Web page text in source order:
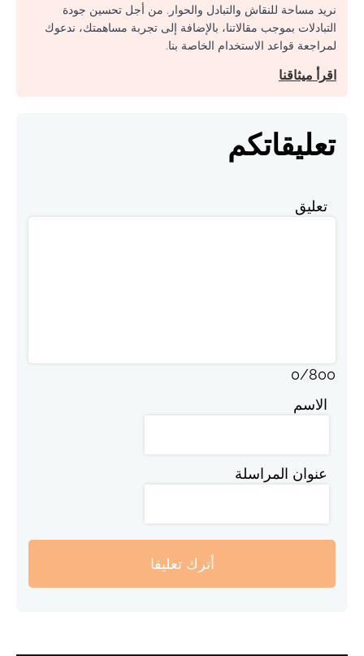
نريد مساحة للنقاش والتبادل والحوار. من أجل تحسين جودة
التبادلات بموجب مقالاتنا، بالإضافة إلى تجربة مساهمتك، ندعوك
لمراجعة قواعد الاستخدام الخاصة بنا.
اقرأ ميثاقنا
تعليقاتكم
تعليق
0/800
الاسم
عنوان المراسلة
أترك تعليقا